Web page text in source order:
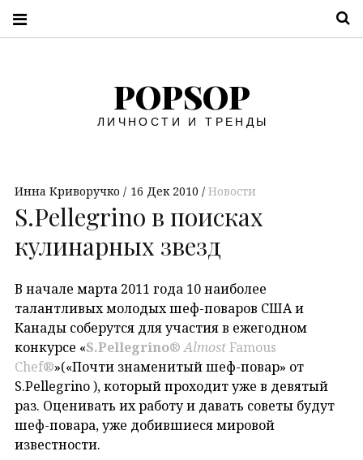
POPSOP
ЛИЧНОСТИ И ТРЕНДЫ
Инна Криворучко 16 Дек 2010 Новости
S.Pellegrino в поисках
кулинарных звезд
В начале марта 2011 года 10 наиболее
талантливых молодых шеф-поваров США и
Канады соберутся для участия в ежегодном
конкурсе «S.Pellegrino®AlmostFamous
Chef®»(«Почти знаменитый шеф-повар» от
S.Pellegrino ), который проходит уже в девятый
раз. Оценивать их работу и давать советы будут
шеф-повара, уже добившиеся мировой
известности.